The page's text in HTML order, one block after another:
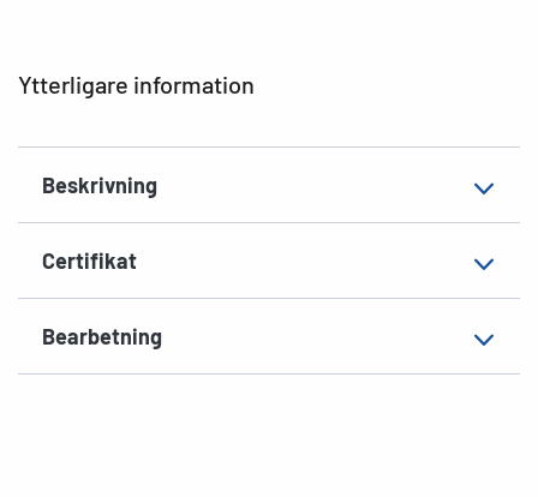
Ytterligare information
Beskrivning
Certifikat
Bearbetning